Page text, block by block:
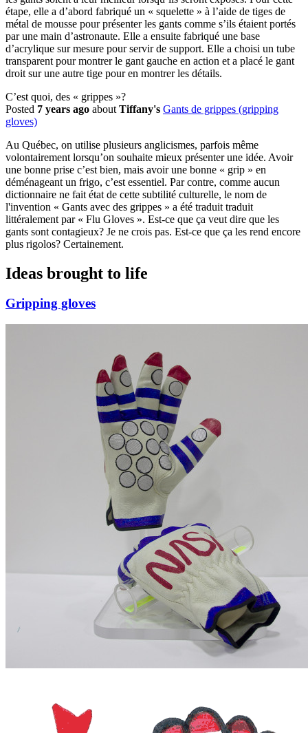
étape, elle a d’abord fabriqué un « squelette » à l’aide de tiges de
métal de mousse pour présenter les gants comme s’ils étaient portés
par une main d’astronaute. Elle a ensuite fabriqué une base
d’acrylique sur mesure pour servir de support. Elle a choisi un tube
transparent pour montrer le gant gauche en action et a placé le gant
droit sur une autre tige pour en montrer les détails.
C’est quoi, des « grippes »?
Posted 7 years ago about Tiffany's Gants de grippes (gripping
gloves)
Au Québec, on utilise plusieurs anglicismes, parfois même
volontairement lorsqu’on souhaite mieux présenter une idée. Avoir
une bonne prise c’est bien, mais avoir une bonne « grip » en
déménageant un frigo, c’est essentiel. Par contre, comme aucun
dictionnaire ne fait état de cette subtilité culturelle, le nom de
l'invention « Gants avec des grippes » a été traduit traduit
littéralement par « Flu Gloves ». Est-ce que ça veut dire que les
gants sont contagieux? Je ne crois pas. Est-ce que ça les rend encore
plus rigolos? Certainement.
Ideas brought to life
Gripping gloves